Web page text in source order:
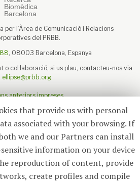
per l’Àrea de Comunicació i Relacions
del PRBB.
, 08003 Barcelona, Espanya
o col·laboració, si us plau, contacteu-nos via
ellipse@prbb.org
anteriors impreses
Sobre el PRBB
Subscriu-te
that provide us with personal
associated with your browsing. If
we and our Partners can install
information on your device
reproduction of content, provide
create profiles and compile